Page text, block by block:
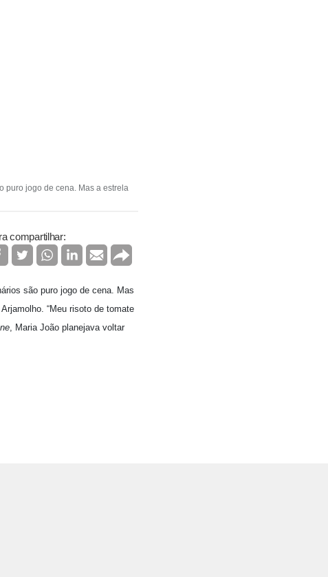
puro jogo de cena. Mas a estrela
compartilhar:
são puro jogo de cena. Mas
“Meu risoto de tomate
, Maria João planejava voltar